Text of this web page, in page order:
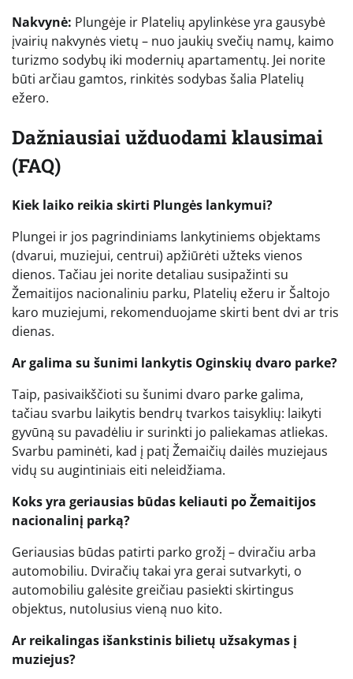
Nakvynė: Plungėje ir Platelių apylinkėse yra gausybė
įvairių nakvynės vietų – nuo jaukių svečių namų, kaimo
turizmo sodybų iki modernių apartamentų. Jei norite
būti arčiau gamtos, rinkitės sodybas šalia Platelių
ežero.
Dažniausiai užduodami klausimai
(FAQ)
Kiek laiko reikia skirti Plungės lankymui?
Plungei ir jos pagrindiniams lankytiniems objektams
(dvarui, muziejui, centrui) apžiūrėti užteks vienos
dienos. Tačiau jei norite detaliau susipažinti su
Žemaitijos nacionaliniu parku, Platelių ežeru ir Šaltojo
karo muziejumi, rekomenduojame skirti bent dvi ar tris
dienas.
Ar galima su šunimi lankytis Oginskių dvaro parke?
Taip, pasivaikščioti su šunimi dvaro parke galima,
tačiau svarbu laikytis bendrų tvarkos taisyklių: laikyti
gyvūną su pavadėliu ir surinkti jo paliekamas atliekas.
Svarbu paminėti, kad į patį Žemaičių dailės muziejaus
vidų su augintiniais eiti neleidžiama.
Koks yra geriausias būdas keliauti po Žemaitijos
nacionalinį parką?
Geriausias būdas patirti parko grožį – dviračiu arba
automobiliu. Dviračių takai yra gerai sutvarkyti, o
automobiliu galėsite greičiau pasiekti skirtingus
objektus, nutolusius vieną nuo kito.
Ar reikalingas išankstinis bilietų užsakymas į
muziejus?